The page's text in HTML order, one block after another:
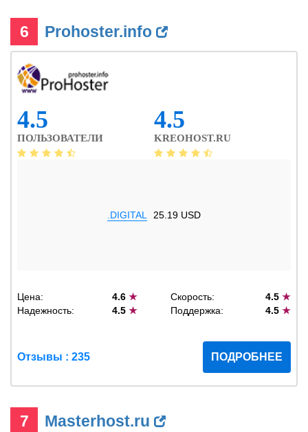
6 Prohoster.info
4.5
ПОЛЬЗОВАТЕЛИ
4.5
KREOHOST.RU
.DIGITAL 25.19 USD
Цена: 4.6★ Скорость: 4.5 ★
Надежность:
4.5★ Поддержка: 4.5 ★
Отзывы : 235 ПОДРОБНЕЕ
7 Masterhost.ru